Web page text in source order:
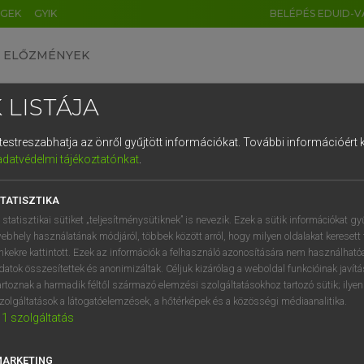
GYIK BELÉPÉS EDUID-
ELŐZMÉNYEK
egyetemes nagyszótár
VAN ELŐFIZETÉSED?
megtekintéséhez.
LISTÁJA
az önről gyűjtött információkat. További információért
tájékoztatónkat.
statisztikai sütiket „teljesítménysütiknek” is nevezik. Ezek a sütik információkat
használatának módjáról, többek között arról, hogy milyen oldalakat keresett
kattintott. Ezek az információk a felhasználó azonosítására nem
összesítettek és anonimizáltak. Céljuk kizárólag a weboldal funkcióinak
a harmadik féltől származó elemzési szolgáltatásokhoz tartozó sütik;
a látogatóelemzések, a hőtérképek és a közösségi médiaanalitika.
1 szolgáltatás
DE CN FR ES IT NL
1 2 3 4 5 6 7 8 9
q w e r t z u i
a s d f g h j k l é
í y x c v b n m , .